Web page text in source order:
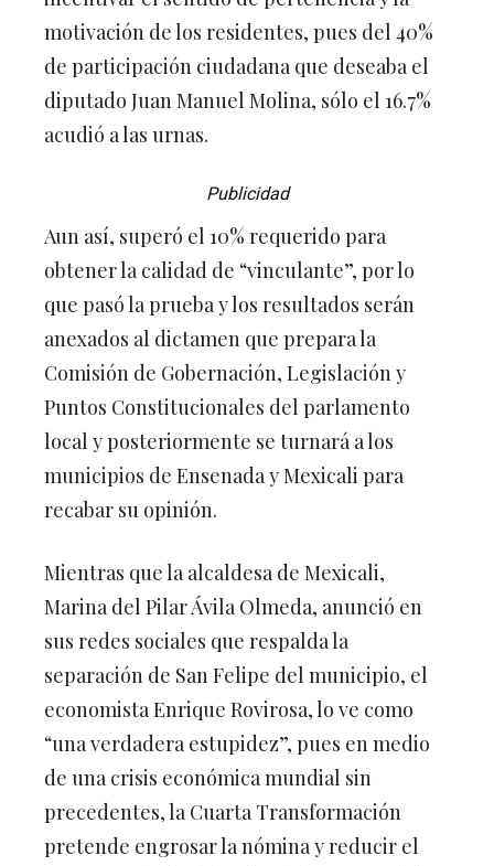
motivación de los residentes, pues del 40%
de participación ciudadana que deseaba el
diputado Juan Manuel Molina, sólo el 16.7%
acudió a las urnas.
Publicidad
Aun así, superó el 10% requerido para
obtener la calidad de “vinculante”, por lo
que pasó la prueba y los resultados serán
anexados al dictamen que prepara la
Comisión de Gobernación, Legislación y
Puntos Constitucionales del parlamento
local y posteriormente se turnará a los
municipios de Ensenada y Mexicali para
recabar su opinión.
Mientras que la alcaldesa de Mexicali,
Marina del Pilar Ávila Olmeda, anunció en
sus redes sociales que respalda la
separación de San Felipe del municipio, el
economista Enrique Rovirosa, lo ve como
“una verdadera estupidez”, pues en medio
de una crisis económica mundial sin
precedentes, la Cuarta Transformación
pretende engrosar la nómina y reducir el